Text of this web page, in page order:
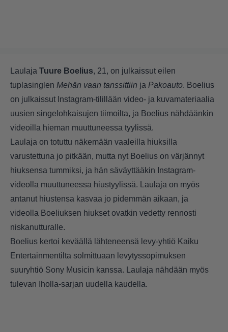
Laulaja Tuure Boelius, 21, on julkaissut eilen
tuplasinglen Mehän vaan tanssittiin ja Pakoauto. Boelius
on julkaissut Instagram-tilillään video- ja kuvamateriaalia
uusien singelohkaisujen tiimoilta, ja Boelius nähdäänkin
videoilla hieman muuttuneessa tyylissä.
Laulaja on totuttu näkemään vaaleilla hiuksilla
varustettuna jo pitkään, mutta nyt Boelius on värjännyt
hiuksensa tummiksi, ja hän säväyttääkin Instagram-
videolla muuttuneessa hiustyylissä. Laulaja on myös
antanut hiustensa kasvaa jo pidemmän aikaan, ja
videolla Boeliuksen hiukset ovatkin vedetty rennosti
niskanutturalle.
Boelius kertoi keväällä lähteneensä levy-yhtiö Kaiku
Entertainmentilta solmittuaan levytyssopimuksen
suuryhtiö Sony Musicin kanssa.
Laulaja nähdään myös
tulevan Iholla-sarjan uudella kaudella.